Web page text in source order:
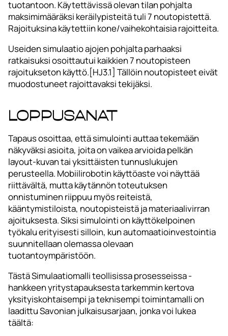
tuotantoon. Käytettävissä olevan tilan pohjalta
maksimimääräksi keräilypisteitä tuli 7 noutopistettä.
Rajoituksina käytettiin kone/vaihekohtaisia rajoitteita.
Useiden simulaatio ajojen pohjalta parhaaksi
ratkaisuksi osoittautui kaikkien 7 noutopisteen
rajoitukseton käyttö.[HJ3.1] Tällöin noutopisteet eivät
muodostuneet rajoittavaksi tekijäksi.
Loppusanat
Tapaus osoittaa, että simulointi auttaa tekemään
näkyväksi asioita, joita on vaikea arvioida pelkän
layout-kuvan tai yksittäisten tunnuslukujen
perusteella. Mobiilirobotin käyttöaste voi näyttää
riittävältä, mutta käytännön toteutuksen
onnistuminen riippuu myös reiteistä,
kääntymistiloista, noutopisteistä ja materiaalivirran
ajoituksesta. Siksi simulointi on käyttökelpoinen
työkalu erityisesti silloin, kun automaatioinvestointia
suunnitellaan olemassa olevaan
tuotantoympäristöön.
Tästä Simulaatiomalli teollisissa prosesseissa -
hankkeen yritystapauksesta tarkemmin kertova
yksityiskohtaisempi ja teknisempi toimintamalli on
laadittu Savonian julkaisusarjaan, jonka voi lukea
täältä: